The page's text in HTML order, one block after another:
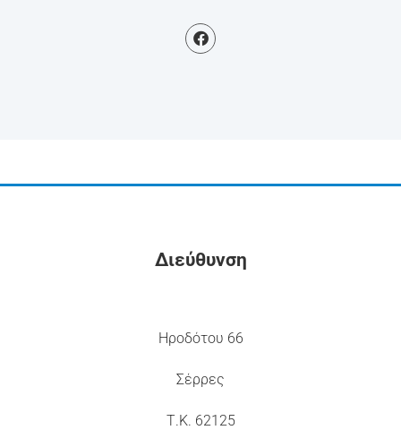
Διεύθυνση
Ηροδότου 66
Σέρρες
Τ.Κ. 62125